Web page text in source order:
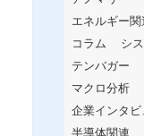
エネルギー関
コラム
シ
テンバガー
マクロ分析
企業インタビ
半導体関連